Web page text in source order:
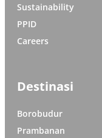
Sustainability
PPID
Careers
Destinasi
Borobudur
Prambanan